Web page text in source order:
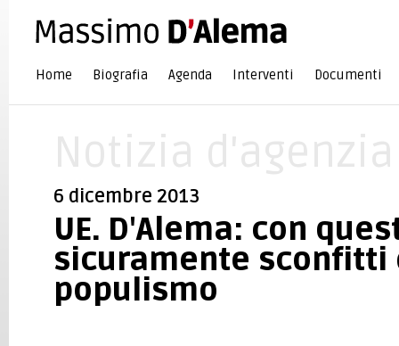
Home Biografia Agenda Interventi Documenti
6 dicembre 2013
UE. D'Alema: con
sicuramente sconfitti
populismo